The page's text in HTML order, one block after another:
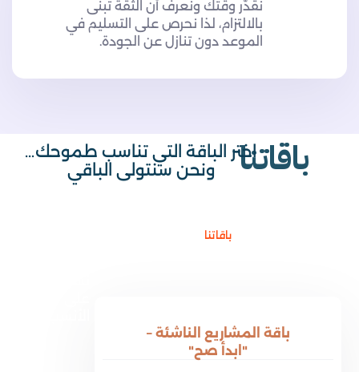
نُقدّر وقتك ونعرف أن الثقة تُبنى
بالالتزام، لذا نحرص على التسليم في
الموعد دون تنازل عن الجودة.
باقاتنااختر الباقة التي تناسب طموحك…
ونحن سنتولى الباقي
باقاتنا
باقة المشاريع الناشئة –
"ابدأ صح"